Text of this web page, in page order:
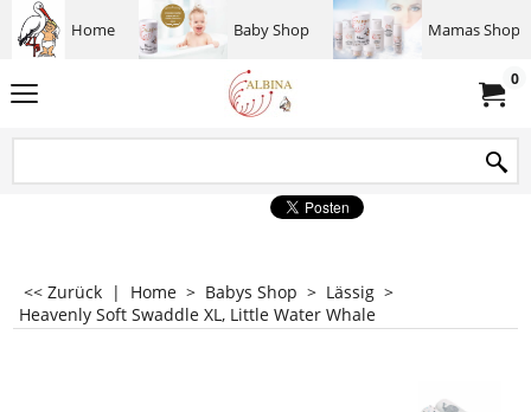
Home Baby Shop Mamas Shop
0
<< Zurück | Home > Babys Shop > Lässig >
Heavenly Soft Swaddle XL, Little Water Whale